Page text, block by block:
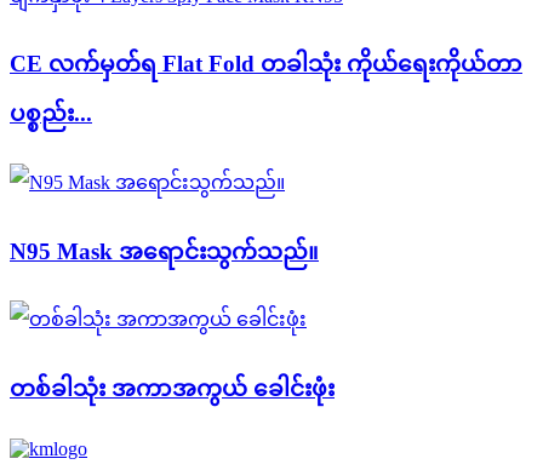
CE လက်မှတ်ရ Flat Fold တခါသုံး ကိုယ်ရေးကိုယ်တာ
ပစ္စည်း...
N95 Mask အရောင်းသွက်သည်။
တစ်ခါသုံး အကာအကွယ် ခေါင်းဖုံး